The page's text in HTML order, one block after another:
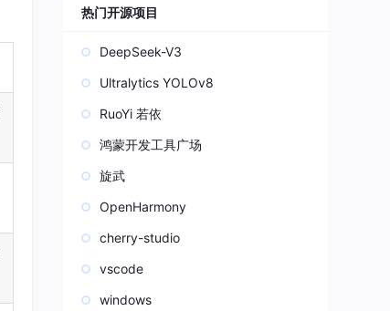
模态指令。
热门开源项目
DeepSeek-V3
Ultralytics YOLOv8
RuoYi 若依
鸿蒙开发工具广场
旋武
OpenHarmony
cherry-studio
vscode
windows